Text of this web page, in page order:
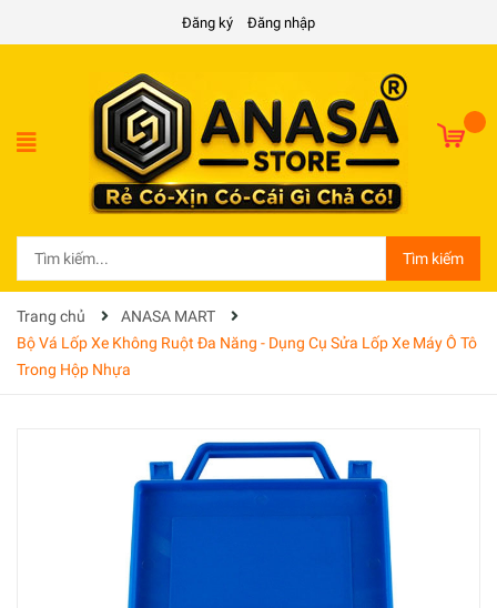
Đăng ký Đăng nhập
Tìm kiếm
Trang chủ
ANASA MART
Bộ Vá Lốp Xe Không Ruột Đa Năng - Dụng Cụ Sửa Lốp Xe Máy Ô Tô
Trong Hộp Nhựa